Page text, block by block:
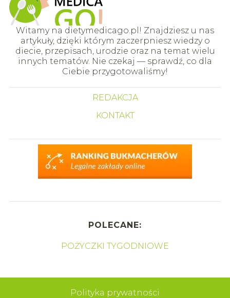
Witamy na dietymedicago.pl! Znajdziesz u nas
artykuły, dzięki którym zaczerpniesz wiedzy o
diecie, przepisach, urodzie oraz na temat wielu
innych tematów. Nie czekaj — sprawdź, co dla
Ciebie przygotowaliśmy!
REDAKCJA
KONTAKT
POLECANE:
POŻYCZKI TYGODNIOWE
Polityka prywatności